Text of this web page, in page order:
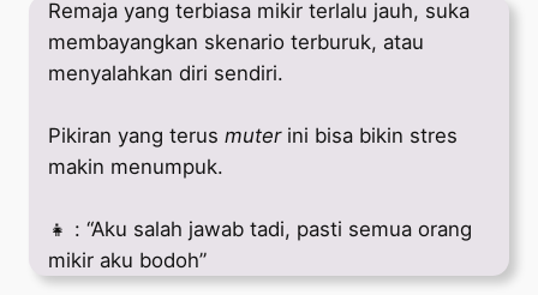
Remaja yang terbiasa mikir terlalu jauh, suka
membayangkan skenario terburuk, atau
menyalahkan diri sendiri.
Pikiran yang terus muter ini bisa bikin stres
makin menumpuk.
👧 : “Aku salah jawab tadi, pasti semua orang
mikir aku bodoh”